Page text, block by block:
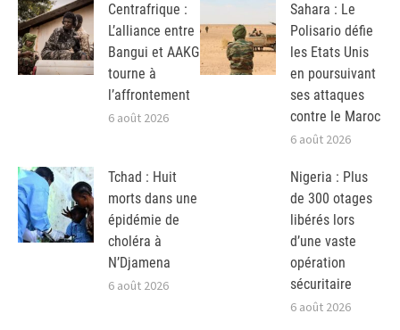
Centrafrique :
L’alliance entre
Bangui et AAKG
tourne à
l’affrontement
6 août 2026
Sahara : Le
Polisario défie
les Etats Unis
en poursuivant
ses attaques
contre le Maroc
6 août 2026
Tchad : Huit
morts dans une
épidémie de
choléra à
N’Djamena
6 août 2026
Nigeria : Plus
de 300 otages
libérés lors
d’une vaste
opération
sécuritaire
6 août 2026